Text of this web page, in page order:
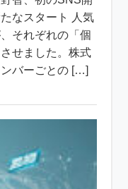
なスタート 人気
それぞれの「個
せました。株式
バーごとの […]